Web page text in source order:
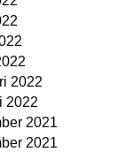
2022
2022
2021
2021